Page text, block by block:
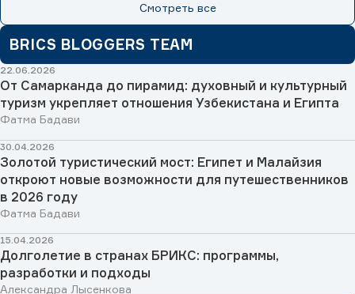
Смотреть все
BRICS BLOGGERS TEAM
22.06.2026
От Самарканда до пирамид: духовный и культурный
туризм укрепляет отношения Узбекистана и Египта
Фатма Бадави
30.04.2026
Золотой туристический мост: Египет и Малайзия
откроют новые возможности для путешественников
в 2026 году
Фатма Бадави
15.04.2026
Долголетие в странах БРИКС: программы,
разработки и подходы
Александра Лысенкова